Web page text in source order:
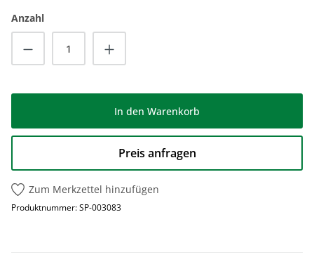
Anzahl
Produkt Anzahl: Gib den gewünschten
In den Warenkorb
Preis anfragen
Zum Merkzettel hinzufügen
Produktnummer:SP-003083